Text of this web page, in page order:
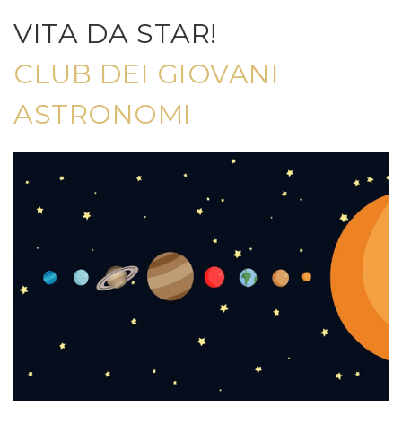
VITA DA STAR!
CLUB DEI GIOVANI
ASTRONOMI